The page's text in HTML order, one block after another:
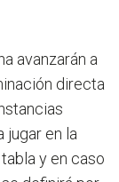
avanzarán a
directa
jugar en la
y en caso